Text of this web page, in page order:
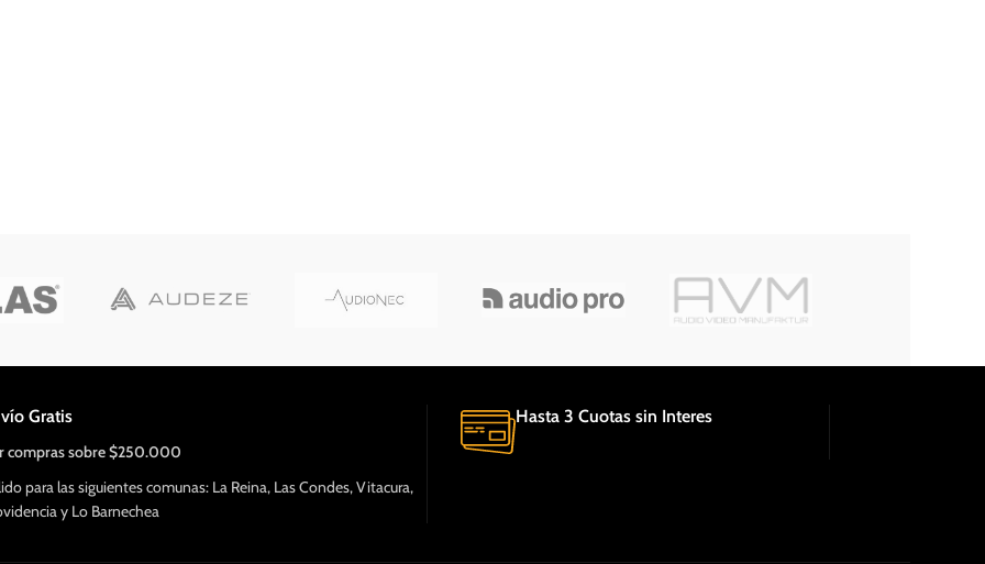
Gratis
compras sobre $250.000
para las siguientes comunas: La Reina, Las Condes, Vitacura,
y Lo Barnechea
Hasta 3 Cuotas sin Interes